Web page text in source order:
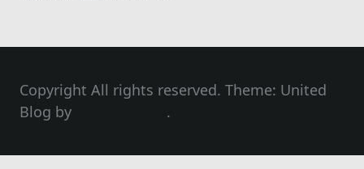
Copyright All rights reserved. Theme: United
Blog by
.